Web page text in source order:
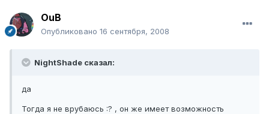
ОuВ
Опубликовано 16 сентября, 2008
NightShade сказал:
да
Тогда я не врубаюсь :? , он же имеет возможность